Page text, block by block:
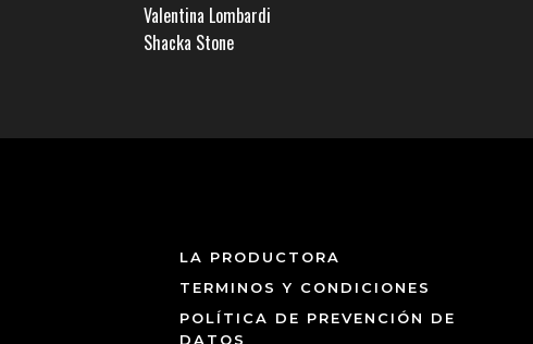
Valentina Lombardi
Shacka Stone
LA PRODUCTORA
TERMINOS Y CONDICIONES
POLÍTICA DE PREVENCIÓN DE
DATOS